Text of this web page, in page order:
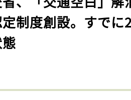
制度創設。すでに